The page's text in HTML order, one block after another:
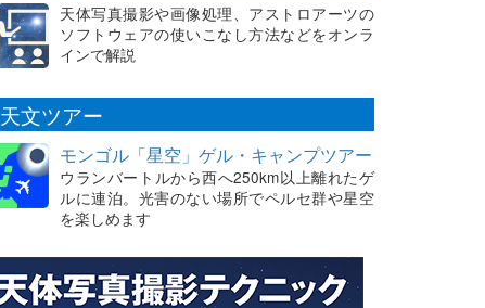
天体写真撮影や画像処理、アストロアーツの
ソフトウェアの使いこなし方法などをオンラ
インで解説
天文ツアー
モンゴル「星空」ゲル・キャンプツアー
ウランバートルから西へ250km以上離れたゲ
ルに連泊。光害のない場所でペルセ群や星空
を楽しめます